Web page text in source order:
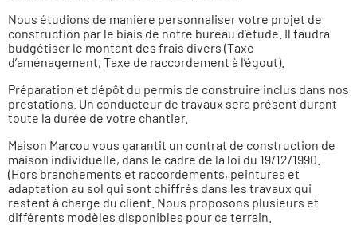
Nous étudions de manière personnaliser votre projet de
construction par le biais de notre bureau d’étude. Il faudra
budgétiser le montant des frais divers (Taxe
d’aménagement, Taxe de raccordement à l’égout).
Préparation et dépôt du permis de construire inclus dans nos
prestations. Un conducteur de travaux sera présent durant
toute la durée de votre chantier.
Maison Marcou vous garantit un contrat de construction de
maison individuelle, dans le cadre de la loi du 19/12/1990.
(Hors branchements et raccordements, peintures et
adaptation au sol qui sont chiffrés dans les travaux qui
restent à charge du client. Nous proposons plusieurs et
différents modèles disponibles pour ce terrain.